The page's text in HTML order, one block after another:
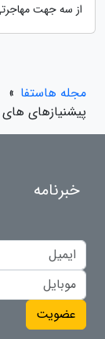
از سه جهت
مجله هاستفا »
پیشنیازهای
خبرنامه
عضویت